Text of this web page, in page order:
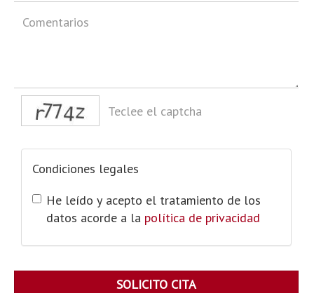
captcha
Condiciones legales
He leído y acepto el tratamiento de los
datos acorde a la política de privacidad
SOLICITO CITA